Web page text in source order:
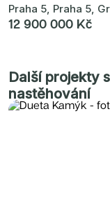
Praha 5, Praha 5,
12 900 000 Kč
Další projekty
nastěhování